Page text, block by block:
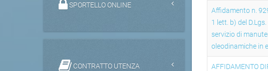
Affidamento n.
1 lett. b) del
servizio di
oleodinamiche in
AFFIDAMENTO
SPORTELLO ONLINE
CONTRATTO UTENZA